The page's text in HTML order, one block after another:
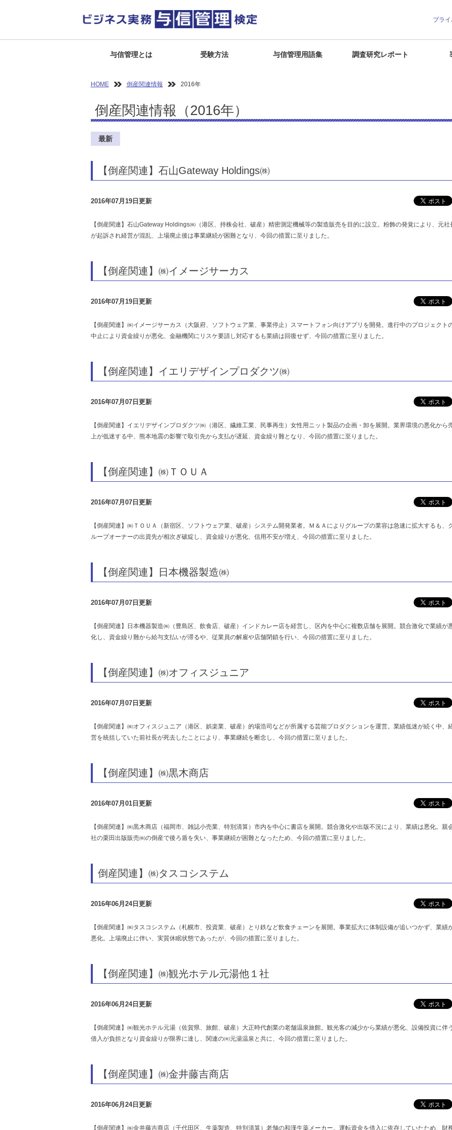
プラ
与信管理とは 受験方法 与信管理用語集 調査研究レポート
HOME 倒産関連情報 2016年
倒産関連情報（2016年）
最新
【倒産関連】石山Gateway Holdings㈱
2016年07月19日更新
【倒産関連】石山Gateway Holdings㈱（港区、持株会社、破産）精密測定機械等の製造販売を目的に設立。粉飾の発覚により、元社
が起訴され経営が混乱、上場廃止後は事業継続が困難となり、今回の措置に至りました。
【倒産関連】㈱イメージサーカス
2016年07月19日更新
【倒産関連】㈱イメージサーカス（大阪府、ソフトウェア業、事業停止）スマートフォン向けアプリを開発。進行中のプロジェクト
中止により資金繰りが悪化、金融機関にリスケ要請し対応するも業績は回復せず、今回の措置に至りました。
【倒産関連】イエリデザインプロダクツ㈱
2016年07月07日更新
【倒産関連】イエリデザインプロダクツ㈱（港区、繊維工業、民事再生）女性用ニット製品の企画・卸を展開。業界環境の悪化から
上が低迷する中、熊本地震の影響で取引先から支払が遅延、資金繰り難となり、今回の措置に至りました。
【倒産関連】㈱ＴＯＵＡ
2016年07月07日更新
【倒産関連】㈱ＴＯＵＡ（新宿区、ソフトウェア業、破産）システム開発業者。Ｍ＆Ａによりグループの業容は急速に拡大するも、
ループオーナーの出資先が相次ぎ破綻し、資金繰りが悪化、信用不安が増え、今回の措置に至りました。
【倒産関連】日本機器製造㈱
2016年07月07日更新
【倒産関連】日本機器製造㈱（豊島区、飲食店、破産）インドカレー店を経営し、区内を中心に複数店舗を展開。競合激化で業績が
化し、資金繰り難から給与支払いが滞るや、従業員の解雇や店舗閉鎖を行い、今回の措置に至りました。
【倒産関連】㈱オフィスジュニア
2016年07月07日更新
【倒産関連】㈱オフィスジュニア（港区、娯楽業、破産）的場浩司などが所属する芸能プロダクションを運営。業績低迷が続く中、
営を統括していた前社長が死去したことにより、事業継続を断念し、今回の措置に至りました。
【倒産関連】㈱黒木商店
2016年07月01日更新
【倒産関連】㈱黒木商店（福岡市、雑誌小売業、特別清算）市内を中心に書店を展開。競合激化や出版不況により、業績は悪化。親
社の栗田出版販売㈱の倒産で後ろ盾を失い、事業継続が困難となったため、今回の措置に至りました。
倒産関連】㈱タスコシステム
2016年06月24日更新
【倒産関連】㈱タスコシステム（札幌市、投資業、破産）とり鉄など飲食チェーンを展開。事業拡大に体制設備が追いつかず、業績
悪化。上場廃止に伴い、実質休眠状態であったが、今回の措置に至りました。
【倒産関連】㈱観光ホテル元湯他１社
2016年06月24日更新
【倒産関連】㈱観光ホテル元湯（佐賀県、旅館、破産）大正時代創業の老舗温泉旅館。観光客の減少から業績が悪化、設備投資に伴う
借入が負担となり資金繰りが限界に達し、関連の㈲元湯温泉と共に、今回の措置に至りました。
【倒産関連】㈱金井藤吉商店
2016年06月24日更新
【倒産関連】㈱金井藤吉商店（千代田区、生薬製造、特別清算）老舗の和漢生薬メーカー。運転資金を借入に依存していたため、財